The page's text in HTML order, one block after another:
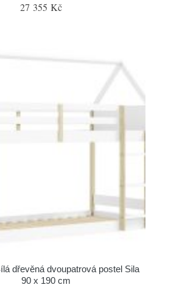
27 355 Kč
dřevěná dvoupatrová postel Sila
90 x 190 cm